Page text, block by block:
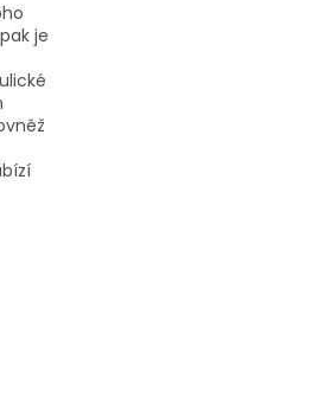
je